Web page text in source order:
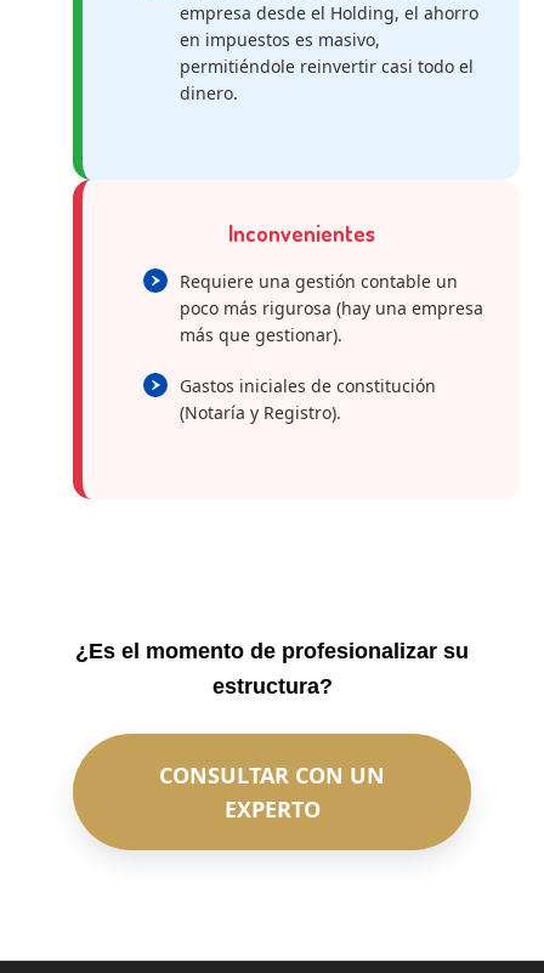
empresa desde el Holding, el ahorro
en impuestos es masivo,
permitiéndole reinvertir casi todo el
dinero.
Inconvenientes
Requiere una gestión contable un
poco más rigurosa (hay una empresa
más que gestionar).
Gastos iniciales de constitución
(Notaría y Registro).
¿Es el momento de profesionalizar su
estructura?
CONSULTAR CON UN
EXPERTO